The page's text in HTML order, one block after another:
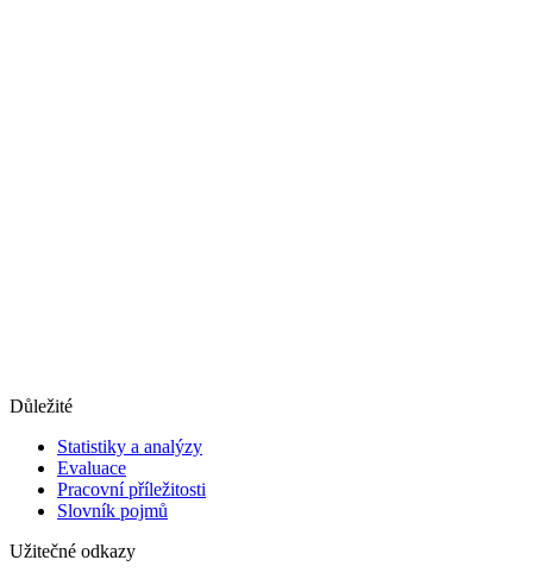
Důležité
Statistiky a analýzy
Evaluace
Pracovní příležitosti
Slovník pojmů
Užitečné odkazy